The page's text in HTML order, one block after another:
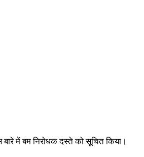
में बम निरोधक दस्ते को सूचित किया।